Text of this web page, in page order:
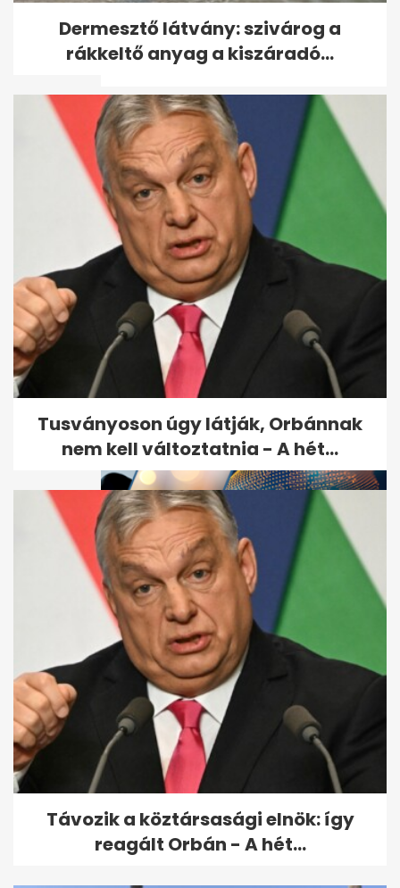
Tóth Vera: Egy kisebb
rózsadombi villa árát
ellocsoltam
Csődöt mondott Moszkva
szupertitkos telefonja - igazi
orosz...
Szépelgő frázisok helyett
másról szólt a nőnap
Dermesztő látvány: szivárog a
rákkeltő anyag a kiszáradó...
Tusványoson úgy látják, Orbánnak
nem kell változtatnia - A hét...
Távozik a köztársasági elnök: így
reagált Orbán - A hét...